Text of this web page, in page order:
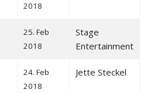
2018
25. Feb
2018
Stage
Entertainment
24. Feb
2018
Jette Steckel